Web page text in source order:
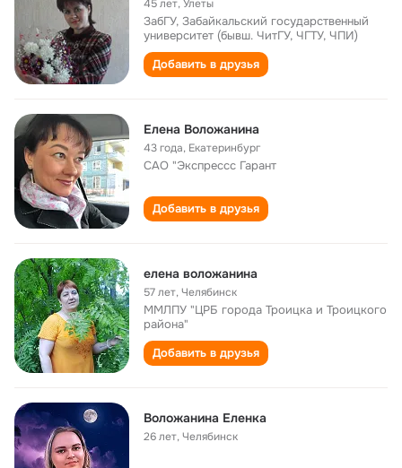
45 лет,Улеты
ЗабГУ, Забайкальский государственный
университет (бывш. ЧитГУ, ЧГТУ, ЧПИ)
Добавить в друзья
Елена Воложанина
43 года, Екатеринбург
САО "Экспрессс Гарант
Добавить в друзья
елена воложанина
57 лет,Челябинск
ММЛПУ "ЦРБ города Троицка и Троицкого
района"
Добавить в друзья
Воложанина Еленка
26 лет,Челябинск